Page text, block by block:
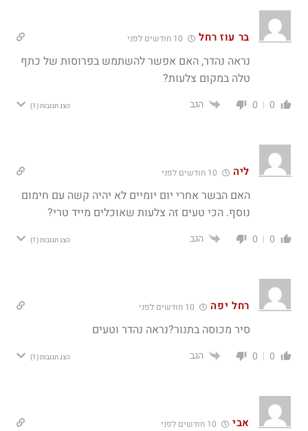
בר עוז רחל
נראה נהדר, האם אפשר להשתמש בפרוסות של כתף
טלה במקום צלעות?
0
0 הגב הצג תגובות(1)
ליה
האם הבשר אחרי יום יומיים לא יהיה קשה עם חימום
נוסף. הכי טעים זה צלעות שאוכלים מייד טרי?
0
0 הגב הצג תגובות(1)
רחל יפה
סיר מכוסה בתנור?נראה נהדר וטעים
0
0 הגב הצג תגובות(1)
אבי